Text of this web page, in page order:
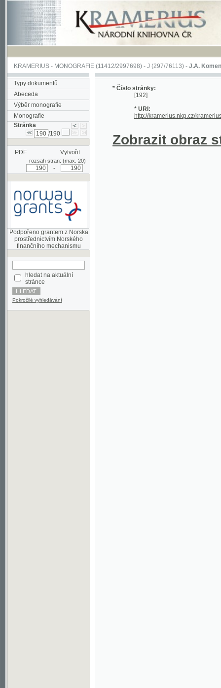
KRAMERIUS-MONOGRAFIE(11412/2997698) -J (297/76113)-J.A. Komenského
Typy dokumentů
Abeceda
Výběr monografie
Monografie
Stránka
/190
PDF Vytvořit
rozsah stran: (max. 20)
Podpořeno grantem z Norska
prostřednictvím Norského
hledat na aktuální
stránce
Pokročilé vyhledávání
* Číslo stránky:
[192]
* URI:
http://kramerius.nkp.cz/kramerius/